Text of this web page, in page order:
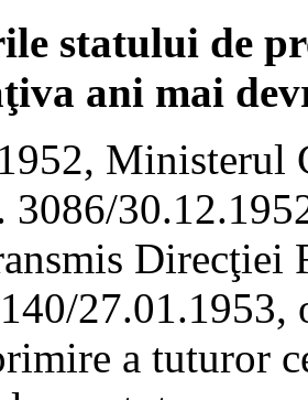
statului de
ani mai
Ministerul
3086/
a tuturor